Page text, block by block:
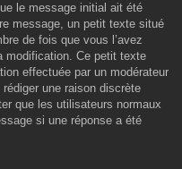
le message initial ait été
message, un petit texte situé
de fois que vous l’avez
modification. Ce petit texte
effectuée par un modérateur
une raison discrète
que les utilisateurs normaux
si une réponse a été